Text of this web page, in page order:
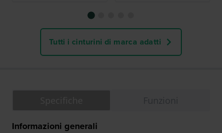
Tutti i cinturini di marca adatti
Informazioni generali